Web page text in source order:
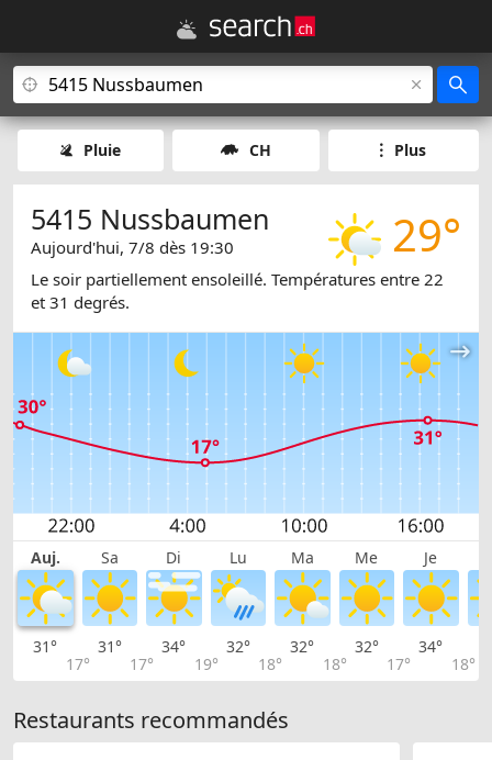
Pluie CH Plus
29°
5415 Nussbaumen
Aujourd'hui, 7/8 dès 19:30
Le soir partiellement ensoleillé. Températures entre 22
et 31 degrés.
Auj. Sa Di Lu Ma Me Je
31°
17°
31°
17°
34°
19°
32°
18°
32°
18°
32°
17°
34°
18°
Restaurants recommandés